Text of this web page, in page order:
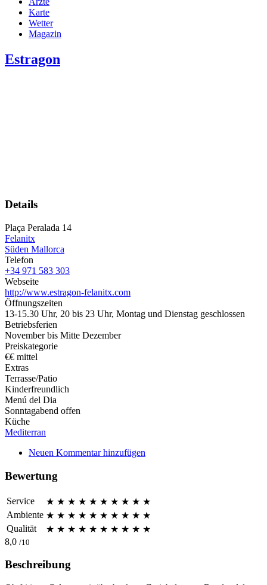
Karte
Wetter
Magazin
Estragon
Details
Plaça Peralada 14
Felanitx
Süden Mallorca
Telefon
+34 971 583 303
Webseite
http://www.estragon-felanitx.com
Öffnungszeiten
13-15.30 Uhr, 20 bis 23 Uhr, Montag und Dienstag geschlossen
Betriebsferien
November bis Mitte Dezember
Preiskategorie
€€ mittel
Extras
Terrasse/Patio
Kinderfreundlich
Menú del Dia
Sonntagabend offen
Küche
Mediterran
Neuen Kommentar hinzufügen
Bewertung
Service ★ ★ ★ ★ ★ ★ ★ ★ ★ ★
Ambiente ★ ★ ★ ★ ★ ★ ★ ★ ★ ★
Qualität
★ ★ ★ ★ ★ ★ ★ ★ ★ ★
8,0 /10
Beschreibung